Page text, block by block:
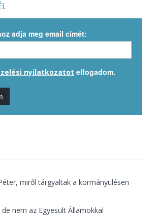
adja meg email címét:
nyilatkozatot elfogadom.
miről tárgyaltak a kormányülésen
nem az Egyesült Államokkal